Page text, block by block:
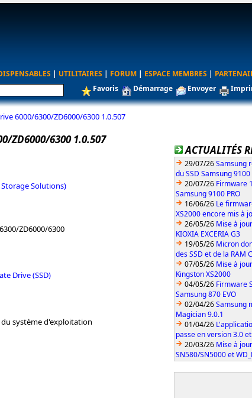
| UTILITAIRES | FORUM | ESPACE MEMBRES |
Favoris Démarrage Envoyer
6000/6300/ZD6000/6300 1.0.507
ZD6000/6300 1.0.507
Storage Solutions)
ZD6000/6300
Drive (SSD)
système d'exploitation
ACTUALITÉS
29/07/26Samsung
du SSD Samsung 9100
20/07/26 Firmware
Samsung 9100 PRO
16/06/26 Le
XS2000 encore mis à
26/05/26 Mise à
KIOXIA EXCERIA G3
19/05/26 Micron
des SSD et de la RAM
07/05/26 Mise à
Kingston XS2000
04/05/26 Firmware
Samsung 870 EVO
02/04/26Samsung
Magician 9.0.1
01/04/26
passe en version 3.0
20/03/26 Mise à
SN580/SN5000 et